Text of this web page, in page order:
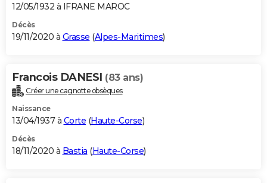
12/05/1932 à IFRANE MAROC
Décès
19/11/2020 à Grasse (Alpes-Maritimes)
Francois DANESI (83 ans)
Créer une cagnotte obsèques
Naissance
13/04/1937 à Corte (Haute-Corse)
Décès
18/11/2020 à Bastia (Haute-Corse)